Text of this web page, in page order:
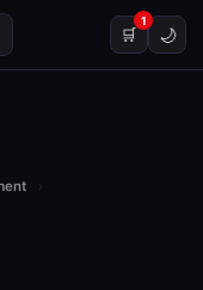
🛒
1
🌙
›